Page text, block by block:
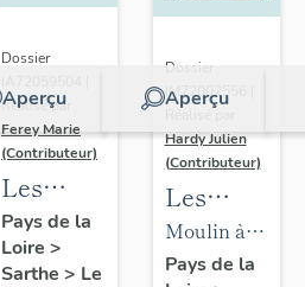
Aperçu
Dossier
Réalisé par
Ferey Marie
(Contributeur)
Les
maisons
faubouriennes
Pays de la
Loire >
Sarthe > Le
Aperçu
Dossier
IM72002556 |
Hardy Julien
(Contributeur)
Les
machines
du
Moulin à
farine de
Pays de la